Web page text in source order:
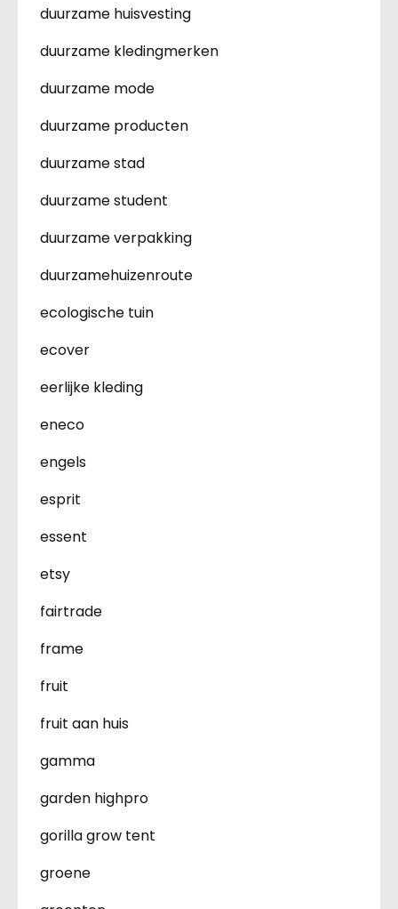
duurzame huisvesting
duurzame kledingmerken
duurzame mode
duurzame producten
duurzame stad
duurzame student
duurzame verpakking
duurzamehuizenroute
ecologische tuin
ecover
eerlijke kleding
eneco
engels
esprit
essent
etsy
fairtrade
frame
fruit
fruit aan huis
gamma
garden highpro
gorilla grow tent
groene